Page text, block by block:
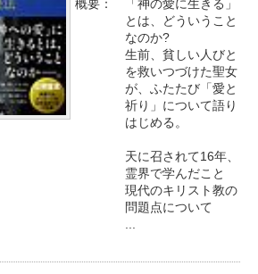
概要：
「神の愛に生きる」
とは、どういうこと
なのか?
生前、貧しい人びと
を救いつづけた聖女
が、ふたたび「愛と
祈り」について語り
はじめる。
天に召されて16年、
霊界で学んだこと
現代のキリスト教の
問題点について